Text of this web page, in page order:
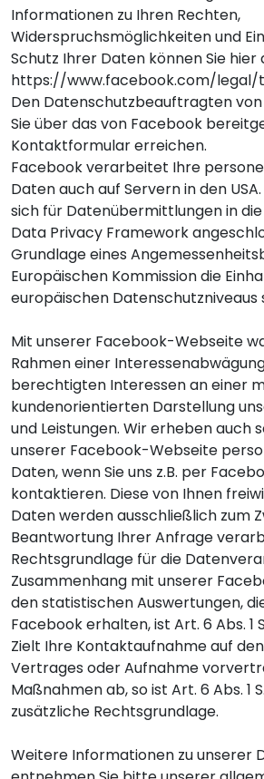
Informationen zu Ihren Rechten,
Widerspruchsmöglichkeiten und
Schutz Ihrer Daten können Sie hier
https://www.facebook.com/
Den Datenschutzbeauftragten
Sie über das von Facebook
Kontaktformularerreichen.
Facebook verarbeitet Ihre
Daten auch auf Servern in den
sich für Datenübermittlungen in die
Data Privacy Framework
Grundlage eines
Europäischen Kommission die
europäischen Datenschutzniveaus
Mit unserer Facebook-Webseite
Rahmen einer
berechtigten Interessen an einer
kundenorientierten Darstellung
und Leistungen. Wir erheben auch
unserer Facebook-Webseite
Daten, wenn Sie uns z.B. per
kontaktieren. Diese von Ihnen
Daten werden ausschließlich zum
Beantwortung Ihrer Anfrage
Rechtsgrundlage für die
Zusammenhang mit unserer
den statistischen Auswertungen,
Facebook erhalten, ist Art. 6 Abs. 1
Zielt Ihre Kontaktaufnahme auf
Vertrages oder Aufnahme
Maßnahmen ab, so ist Art. 6 Abs. 1
zusätzliche Rechtsgrundlage.
Weitere Informationen zu unserer